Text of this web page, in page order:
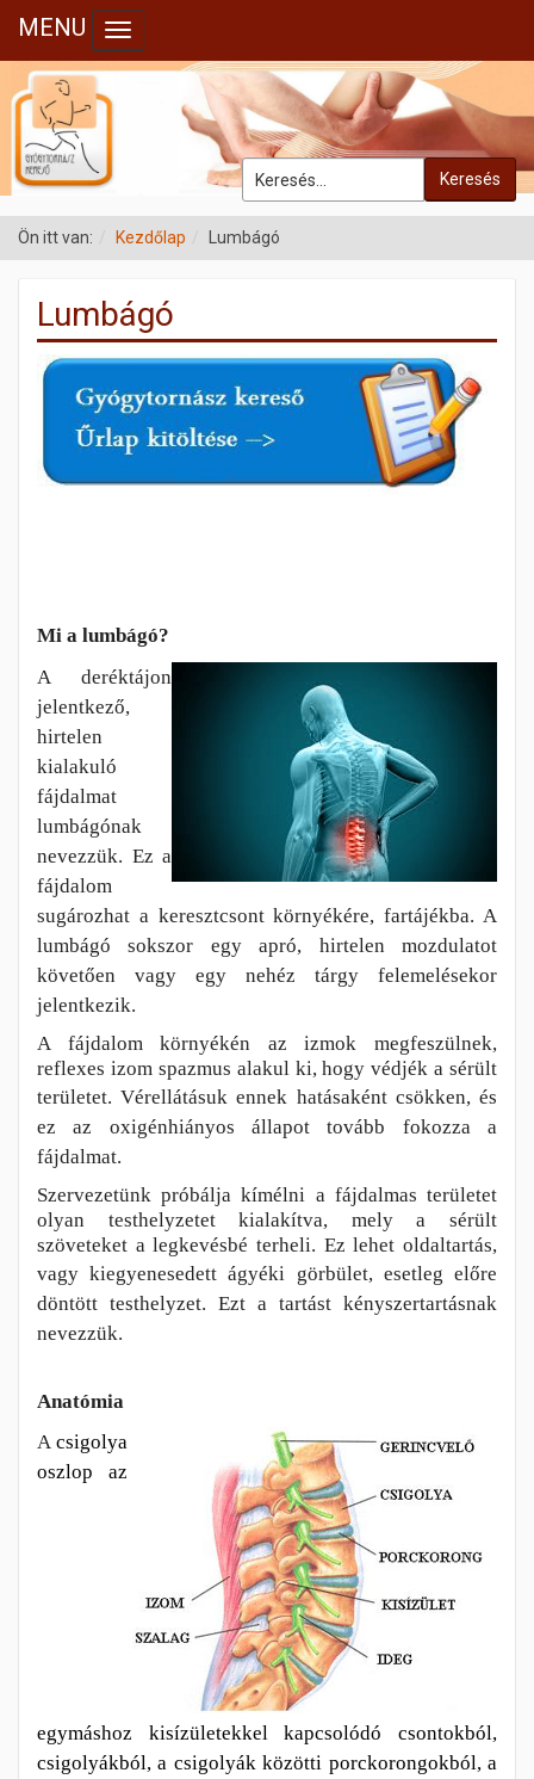
Keresés
MENU Toggle navigation
Ön itt van: Kezdőlap Lumbágó
Lumbágó
Mi a lumbágó?
A deréktájon
jelentkező,
hirtelen
kialakuló
fájdalmat
lumbágónak
nevezzük. Ez a
fájdalom
sugározhat a keresztcsont környékére, fartájékba. A
lumbágó sokszor egy apró, hirtelen mozdulatot
követően vagy egy nehéz tárgy felemelésekor
jelentkezik.
A fájdalom környékén az izmok megfeszülnek,
reflexes izom spazmus alakul ki, hogy védjék a sérült
területet. Vérellátásuk ennek hatásaként csökken,és
ez az oxigénhiányos állapot tovább fokozza a
fájdalmat.
Szervezetünk próbálja kímélni a fájdalmas területet
olyan testhelyzetet kialakítva, mely a sérült
szöveteket a legkevésbé terheli. Ez lehet oldaltartás,
vagy kiegyenesedett ágyéki görbület, esetleg előre
döntött testhelyzet. Ezt a tartást kényszertartásnak
nevezzük.
Anatómia
A csigolya
oszlop az
egymáshoz kisízületekkel
kapcsolódó csontokból,
csigolyákból, a csigolyák közötti porckorongokból, a